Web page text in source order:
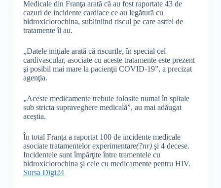
Medicale din Franţa arată că au fost raportate 43 de
cazuri de incidente cardiace ce au legătură cu
hidroxiclorochina, subliniind riscul pe care astfel de
tratamente îl au.
„Datele iniţiale arată că riscurile, în special cel
cardivascular, asociate cu aceste tratamente este prezent
şi posibil mai mare la pacienţii COVID-19”, a precizat
agenţia.
„Aceste medicamente trebuie folosite numai în spitale
sub stricta supraveghere medicală”, au mai adăugat
aceştia.
În total Franţa a raportat 100 de incidente medicale
asociate tratamentelor experimentare(?nr)şi 4 decese.
Incidentele sunt împărţite între tramentele cu
hidroxiclorochina şi cele cu medicamente pentru HIV.
Sursa Digi24